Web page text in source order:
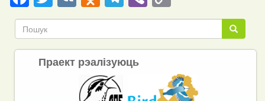
Link Пошук
Пошук
Праект рэалізуюць